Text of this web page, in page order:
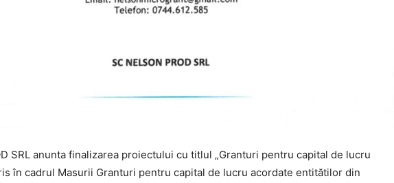
SRL anunta finalizarea proiectului cu titlul „Granturi pentru capital de lucru
în cadrul Masurii Granturi pentru capital de lucru acordate entitătilor din